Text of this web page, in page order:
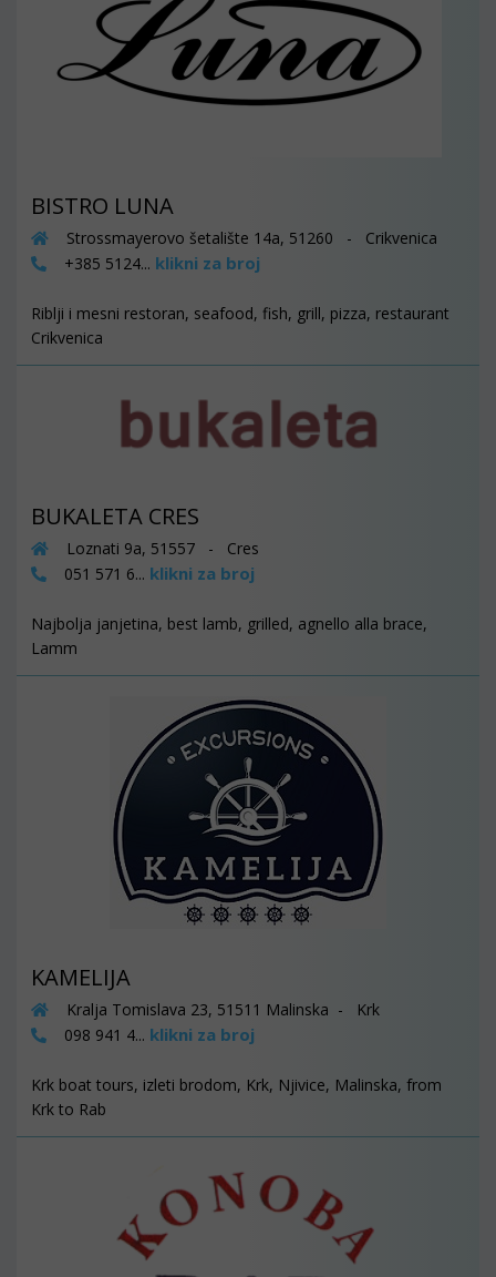
BISTRO LUNA
Strossmayerovo šetalište 14a, 51260 - Crikvenica
+385 5124... klikni za broj
Riblji i mesni restoran, seafood, fish, grill, pizza, restaurant
Crikvenica
BUKALETA CRES
Loznati 9a, 51557 - Cres
051 571 6... klikni za broj
Najbolja janjetina, best lamb, grilled, agnello alla brace,
Lamm
KAMELIJA
Kralja Tomislava 23, 51511 Malinska - Krk
098 941 4... klikni za broj
Krk boat tours, izleti brodom, Krk, Njivice, Malinska, from
Krk to Rab